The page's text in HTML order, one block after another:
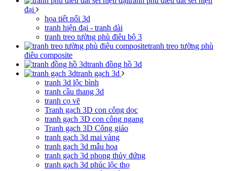
đại
họa tiết nổi 3d
tranh hiện đại - tranh dài
tranh treo tường phù điêu bộ 3
tranh treo tường phù
điêu composite
tranh đồng hồ 3d
tranh gạch 3d
tranh 3d lộc bình
tranh cầu thang 3d
tranh cọ vẽ
Tranh gạch 3D con công dọc
tranh gạch 3D con công ngang
Tranh gạch 3D Công giáo
tranh gạch 3d mai vàng
tranh gạch 3d mẫu hoa
tranh gạch 3d phong thủy đứng
tranh gạch 3d phúc lộc thọ